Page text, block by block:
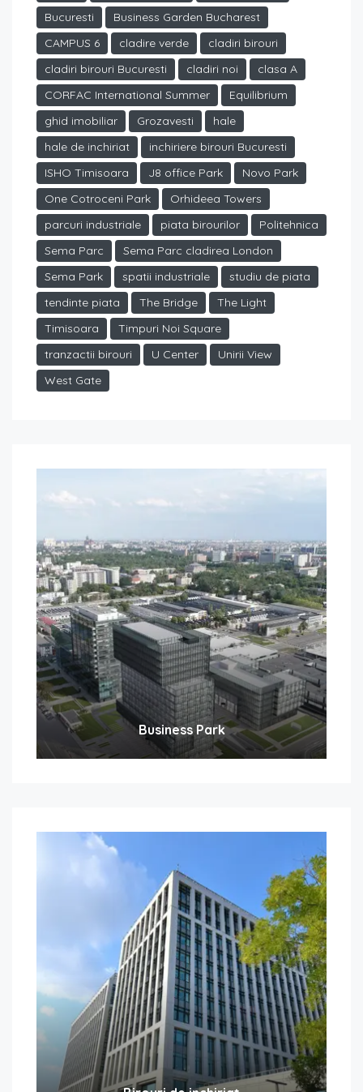
Bucuresti
Business Garden Bucharest
CAMPUS 6
cladire verde
cladiri birouri
cladiri birouri Bucuresti
cladiri noi
clasa A
CORFAC International Summer
Equilibrium
ghid imobiliar
Grozavesti
hale
hale de inchiriat
inchiriere birouri Bucuresti
ISHO Timisoara
J8 office Park
Novo Park
One Cotroceni Park
Orhideea Towers
parcuri industriale
piata birourilor
Politehnica
Sema Parc
Sema Parc cladirea London
Sema Park
spatii industriale
studiu de piata
tendinte piata
The Bridge
The Light
Timisoara
Timpuri Noi Square
tranzactii birouri
U Center
Unirii View
West Gate
Business Park